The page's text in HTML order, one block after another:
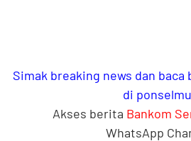
Simak breaking news dan
di
Akses berita Bankom
WhatsApp